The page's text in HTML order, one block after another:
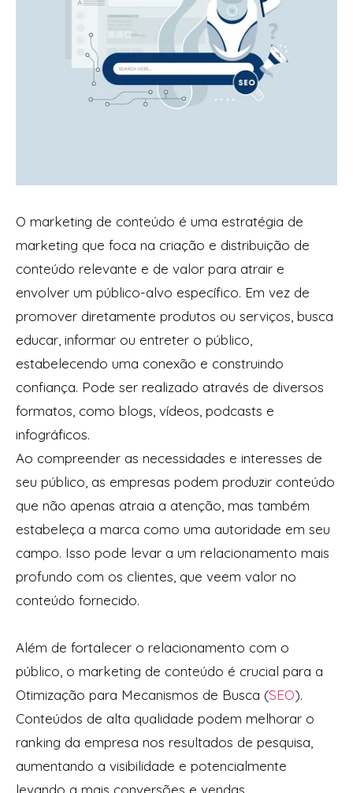
O marketing de conteúdo é uma estratégia de
marketing que foca na criação e distribuição de
conteúdo relevante e de valor para atrair e
envolver um público-alvo específico. Em vez de
promover diretamente produtos ou serviços, busca
educar, informar ou entreter o público,
estabelecendo uma conexão e construindo
confiança. Pode ser realizado através de diversos
formatos, como blogs, vídeos, podcasts e
infográficos.
Ao compreender as necessidades e interesses de
seu público, as empresas podem produzir conteúdo
que não apenas atraia a atenção, mas também
estabeleça a marca como uma autoridade em seu
campo. Isso pode levar a um relacionamento mais
profundo com os clientes, que veem valor no
conteúdo fornecido.
Além de fortalecer o relacionamento com o
público, o marketing de conteúdo é crucial para a
Otimização para Mecanismos de Busca (SEO).
Conteúdos de alta qualidade podem melhorar o
ranking da empresa nos resultados de pesquisa,
aumentando a visibilidade e potencialmente
levando a mais conversões e vendas.